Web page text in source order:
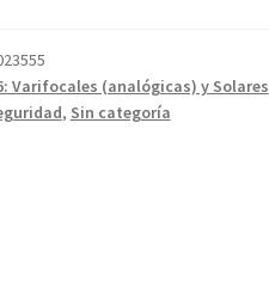
Varifocales (analógicas) y Solares
, Sin categoría